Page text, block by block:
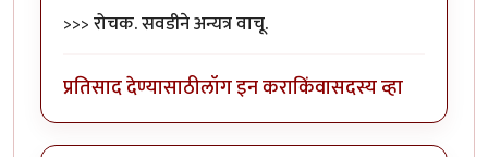
>>> रोचक. सवडीने अन्यत्र वाचू.
प्रतिसाद देण्यासाठीलॉग इन कराकिंवासदस्य व्हा